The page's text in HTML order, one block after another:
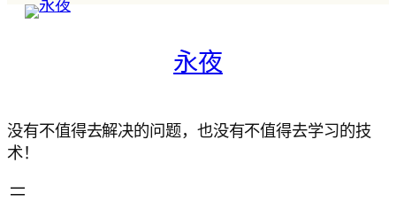
永夜
没有不值得去解决的问题，也没有不值得去学习的技
术！